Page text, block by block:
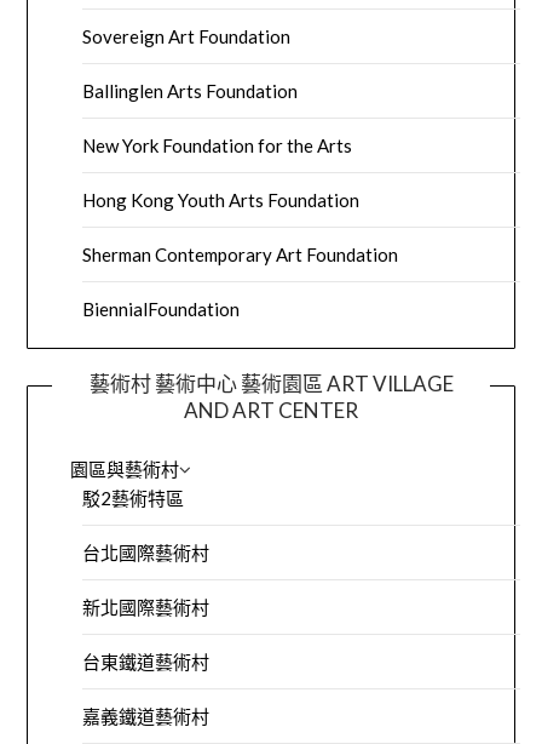
Sovereign Art Foundation
Ballinglen Arts Foundation
New York Foundation for the Arts
Hong Kong Youth Arts Foundation
Sherman Contemporary Art Foundation
BiennialFoundation
藝術村 藝術中心 藝術園區 ART VILLAGE
AND ART CENTER
園區與藝術村
駁2藝術特區
台北國際藝術村
新北國際藝術村
台東鐵道藝術村
嘉義鐵道藝術村